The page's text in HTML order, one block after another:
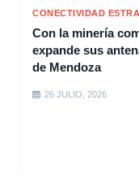
CONECTIVIDAD
Con la minería
expande sus
de Mendoza
26 JULIO, 2026